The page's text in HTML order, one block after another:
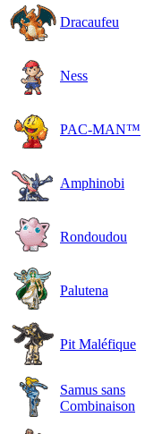
Dracaufeu
Ness
PAC-MAN™
Amphinobi
Rondoudou
Palutena
Pit Maléfique
Samus sans
Combinaison